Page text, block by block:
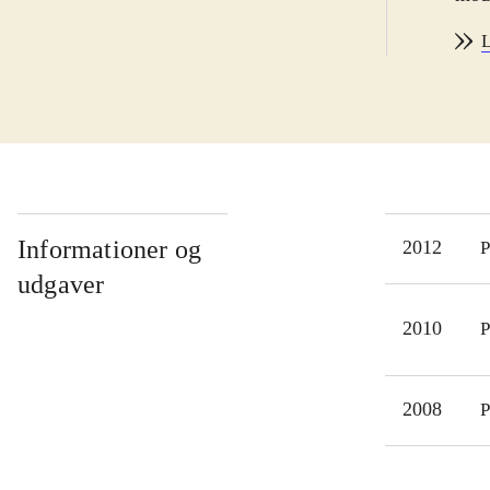
Informationer og
udgaver
2012
2010
2008